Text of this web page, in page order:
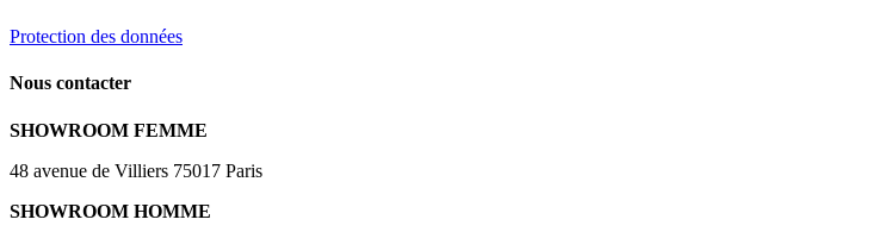
Protection des données
Nous contacter
SHOWROOM FEMME
48 avenue de Villiers 75017 Paris
SHOWROOM HOMME